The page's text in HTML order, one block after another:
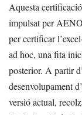
Aquesta
impulsat per
per certificar
ad hoc, una fita
posterior. A partir
desenvolupament
versió actual,